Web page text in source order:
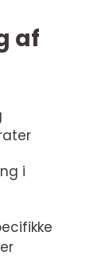
af
i